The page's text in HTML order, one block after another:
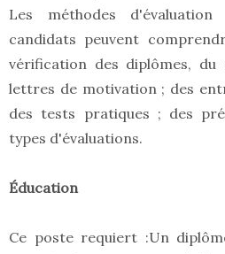
Les méthodes
candidats peuvent
vérification des diplômes,
lettres de motivation ; des
des tests pratiques ; des
types d'évaluations.
Éducation
Ce poste requiert :Un